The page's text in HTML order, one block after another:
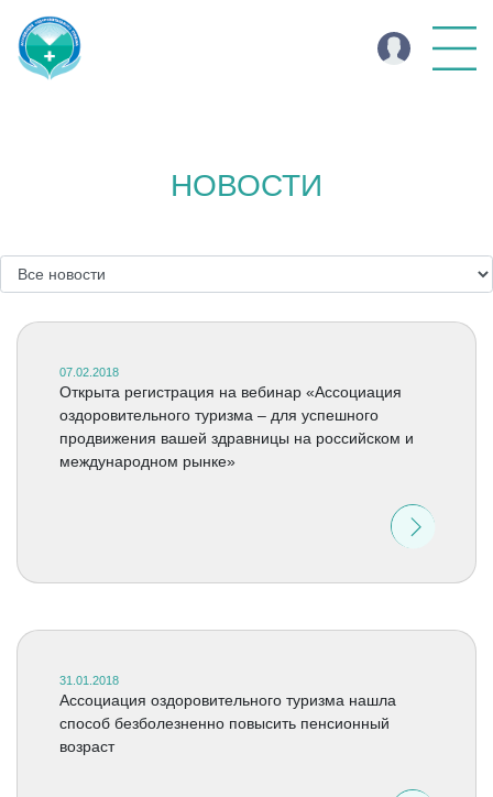
НОВОСТИ
07.02.2018
Открыта регистрация на вебинар «Ассоциация
оздоровительного туризма – для успешного
продвижения вашей здравницы на российском и
международном рынке»
31.01.2018
Ассоциация оздоровительного туризма нашла
способ безболезненно повысить пенсионный
возраст